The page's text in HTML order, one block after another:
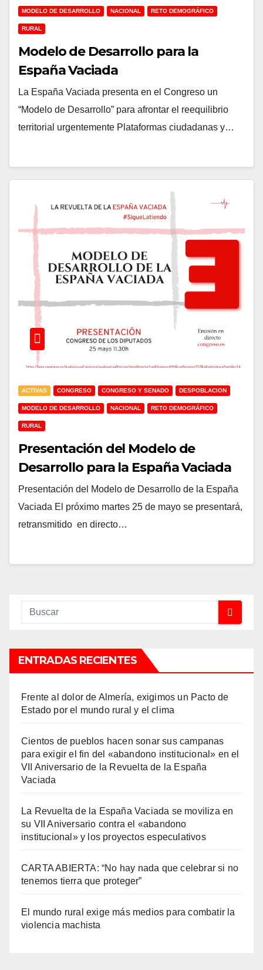
MODELO DE DESARROLLO NACIONAL RETO DEMOGRÁFICO
RURAL
Modelo de Desarrollo para la
España Vaciada
La España Vaciada presenta en el Congreso un
“Modelo de Desarrollo” para afrontar el reequilibrio
territorial urgentemente Plataformas ciudadanas y…
ACTIVAS CONGRESO CONGRESO Y SENADO DESPOBLACION
MODELO DE DESARROLLO NACIONAL RETO DEMOGRÁFICO
RURAL
Presentación del Modelo de
Desarrollo para la España Vaciada
Presentación del Modelo de Desarrollo de la España
Vaciada El próximo martes 25 de mayo se presentará,
retransmitido en directo…
ENTRADAS RECIENTES
Frente al dolor de Almería, exigimos un Pacto de
Estado por el mundo rural y el clima
Cientos de pueblos hacen sonar sus campanas
para exigir el fin del «abandono institucional» en el
VII Aniversario de la Revuelta de la España
Vaciada
La Revuelta de la España Vaciada se moviliza en
su VII Aniversario contra el «abandono
institucional» y los proyectos especulativos
CARTA ABIERTA: “No hay nada que celebrar si no
tenemos tierra que proteger”
El mundo rural exige más medios para combatir la
violencia machista